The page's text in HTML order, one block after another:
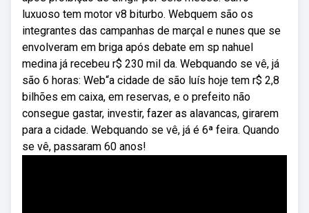
luxuoso tem motor v8 biturbo. Webquem são os
integrantes das campanhas de marçal e nunes que se
envolveram em briga após debate em sp nahuel
medina já recebeu r$ 230 mil da. Webquando se vê, já
são 6 horas: Web“a cidade de são luís hoje tem r$ 2,8
bilhões em caixa, em reservas, e o prefeito não
consegue gastar, investir, fazer as alavancas, girarem
para a cidade. Webquando se vê, já é 6ª feira. Quando
se vê, passaram 60 anos!